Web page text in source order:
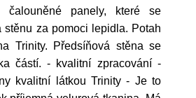
čalouněné panely, které se
stěnu za pomoci lepidla. Potah
Trinity. Předsíňová stěna se
částí. - kvalitní zpracování -
kvalitní látkou Trinity - Je to